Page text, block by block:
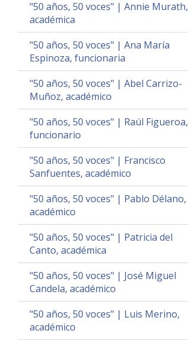
"50 años, 50 voces" | Annie Murath,
académica
"50 años, 50 voces" | Ana María
Espinoza, funcionaria
"50 años, 50 voces" | Abel Carrizo-
Muñoz, académico
"50 años, 50 voces" | Raúl Figueroa,
funcionario
"50 años, 50 voces" | Francisco
Sanfuentes, académico
"50 años, 50 voces" | Pablo Délano,
académico
"50 años, 50 voces" | Patricia del
Canto, académica
"50 años, 50 voces" | José Miguel
Candela, académico
"50 años, 50 voces" | Luis Merino,
académico